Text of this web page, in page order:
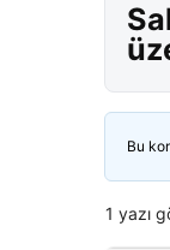
Bu
1 yazı